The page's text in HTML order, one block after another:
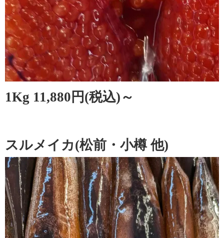
1Kg 11,880円(税込)～
スルメイカ(松前・小樽 他)